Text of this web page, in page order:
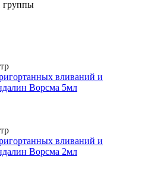
группы
вливаний и
Ворсма 5мл
вливаний и
Ворсма 2мл